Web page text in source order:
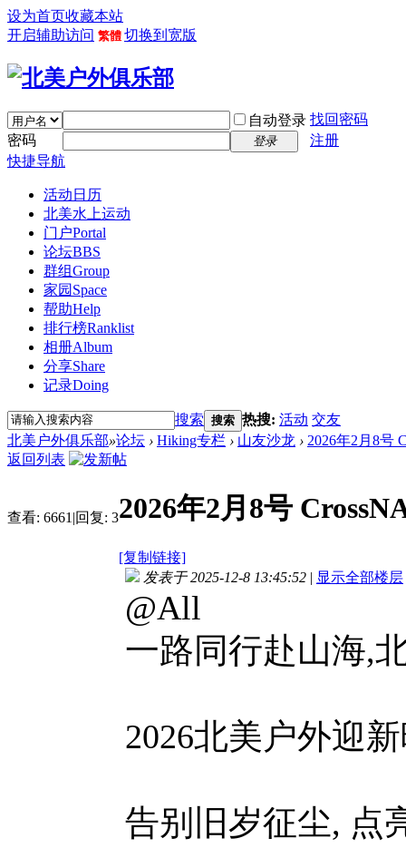
设为首页收藏本站
开启辅助访问 繁體 切换到宽版
自动登录 找回密码
密码
登录
注册
快捷导航
活动日历
北美水上运动
门户Portal
论坛BBS
群组Group
家园 Space
帮助Help
排行榜Ranklist
相册Album
分享Share
记录Doing
搜索 搜索 热搜: 活动 交友
北美户外俱乐部»论坛 › Hiking专栏 › 山友沙龙 › 2026年2月8号
返回列表
查看: 6661 |回复: 32026年2月8号
[复制链接]
发表于 2025-12-8 13:45:52 | 显示全部楼层
@All
一路同行赴山海,
2026北美户外迎
告别旧岁征尘, 点